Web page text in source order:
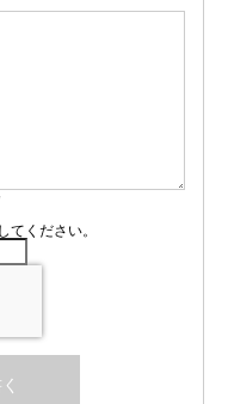
ください。